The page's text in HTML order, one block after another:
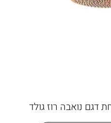
נואבה רוז גולד